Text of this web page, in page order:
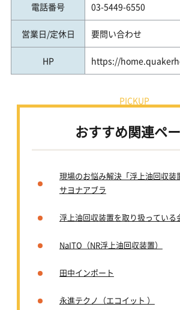
電話番号 03-5449-6550
営業日/定休日 要問い合わせ
HP https://
おすすめ関連ペ
現場のお悩み解決「浮上油回収装
サヨナアブラ
浮上油回収装置を取り扱っている
NaITO（NR浮上油回収装置）
田中インポート
永進テクノ（エコイット ）